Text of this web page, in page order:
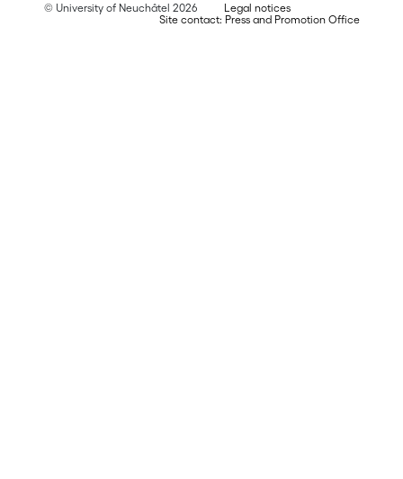
© University of Neuchâtel 2026
Legal notices
Site contact: Press and Promotion Office